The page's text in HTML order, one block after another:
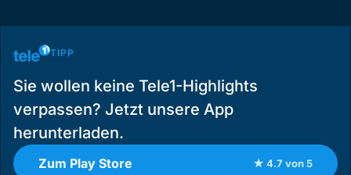
TIPP
Sie wollen keine Tele1-Highlights
verpassen? Jetzt unsere App
herunterladen.
Zum Play Store ★ 4.7 von 5